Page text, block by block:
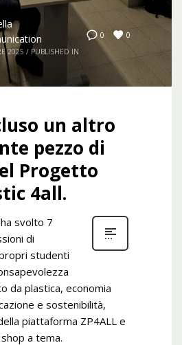
0 0
2025 / PUBLISHED IN
un altro
pezzo di
Progetto
4all.
svolto 7
di
studenti
da plastica, economia
e sostenibilità,
piattaforma ZP4ALL e
a tema.